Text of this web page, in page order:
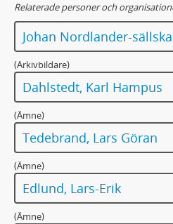
Relaterade personer och
Johan Nordlander-
(Arkivbildare)
Dahlstedt, Karl Hampus
(Ämne)
Tedebrand, Lars Göran
(Ämne)
Edlund, Lars-Erik
(Ämne)